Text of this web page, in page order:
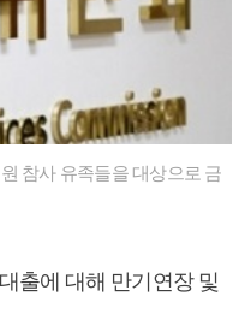
참사 유족들을 대상으로 금
출에 대해 만기연장 및